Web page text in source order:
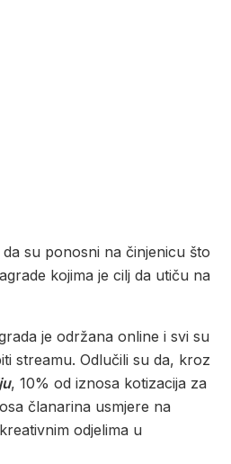
su ponosni na činjenicu što
kojima je cilj da utiču na
je održana online i svi su
streamu. Odlučili su da, kroz
, 10% od iznosa kotizacija za
članarina usmjere na
odjelima u